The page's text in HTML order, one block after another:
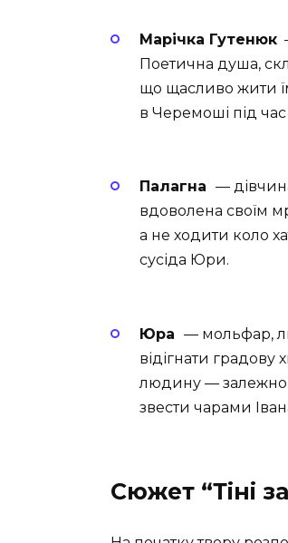
Марічка Гутенюк
Поетична душа,
що щасливо жити
в Черемоші під час
Палагна —
вдоволена своїм
а не ходити коло
сусіда Юри.
Юра — мольфар,
відігнати
людину — залеж­но
звести чарами Івана
Сюжет “Тіні